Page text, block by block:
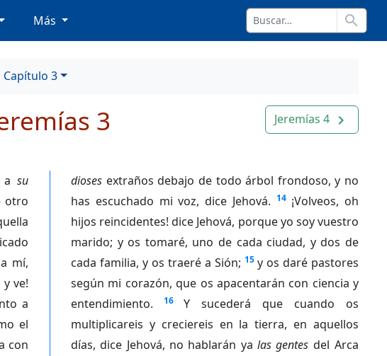
Más search
Capítulo 3
Jeremías 4 navigate_next
3
a su
otro
mí,
ve!
a
el
con
dioses extraños debajo de todo árbol frondoso, y no
has escuchado mi voz, dice Jehová. 14 ¡Volveos, oh
hijos reincidentes! dice Jehová, porque yo soy vuestro
marido; y os tomaré, uno de cada ciudad, y dos de
cada familia, y os traeré a Sión; 15 y os daré pastores
según mi corazón, que os apacentarán con ciencia y
entendimiento.
16
Y sucederá que cuando os
multiplicareis y creciereis en la tierra, en aquellos
días, dice Jehová, no hablarán ya las gentes del Arca